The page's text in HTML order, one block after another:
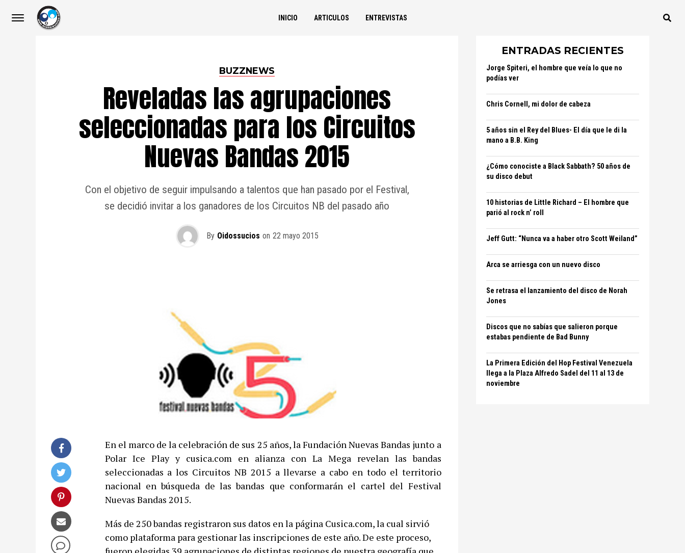
INICIO ARTICULOS ENTREVISTAS
BUZZNEWS
Reveladas las agrupaciones
seleccionadas para los Circuitos
Nuevas Bandas 2015
Con el objetivo de seguir impulsando a talentos que han pasado por el Festival,
se decidió invitar a los ganadores de los Circuitos NB del pasado año
By Oidossucios on 22 mayo 2015
En el marco de la celebración de sus 25 años, la Fundación Nuevas Bandas junto a
Polar Ice Play y cusica.com en alianza con La Mega revelan las bandas
seleccionadas a los Circuitos NB 2015 a llevarse a cabo en todo el territorio
nacional en búsqueda de las bandas que conformarán el cartel del Festival
Nuevas Bandas 2015.
Más de 250 bandas registraron sus datos en la página Cusica.com, la cual sirvió
como plataforma para gestionar las inscripciones de este año. De este proceso, ​
ENTRADAS RECIENTES
Jorge Spiteri, el hombre que veía lo que no
podías ver
Chris Cornell, mi dolor de cabeza
5 años sin el Rey del Blues- El día que le di la
mano a B.B. King
¿Cómo conociste a Black Sabbath? 50 años de
su disco debut
10 historias de Little Richard – El hombre que
parió al rock n’ roll
Jeff Gutt: “Nunca va a haber otro Scott Weiland”
Arca se arriesga con un nuevo disco
Se retrasa el lanzamiento del disco de Norah
Jones
Discos que no sabías que salieron porque
estabas pendiente de Bad Bunny
La Primera Edición del Hop Festival Venezuela
llega a la Plaza Alfredo Sadel del 11 al 13 de
noviembre